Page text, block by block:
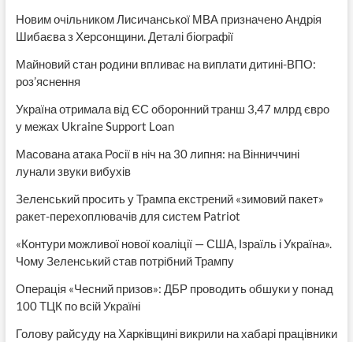
Новим очільником Лисичанської МВА призначено Андрія
Шибаєва з Херсонщини. Деталі біографії
Майновий стан родини впливає на виплати дитині-ВПО:
роз’яснення
Україна отримала від ЄС оборонний транш 3,47 млрд євро
у межах Ukraine Support Loan
Масована атака Росії в ніч на 30 липня: на Вінниччині
лунали звуки вибухів
Зеленський просить у Трампа екстрений «зимовий пакет»
ракет-перехоплювачів для систем Patriot
«Контури можливої нової коаліції — США, Ізраїль і Україна».
Чому Зеленський став потрібний Трампу
Операція «Чесний призов»: ДБР проводить обшуки у понад
100 ТЦК по всій Україні
Голову райсуду на Харківщині викрили на хабарі працівники